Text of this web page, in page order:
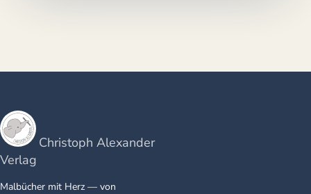
Christoph Alexander
Verlag
Malbücher mit Herz — von